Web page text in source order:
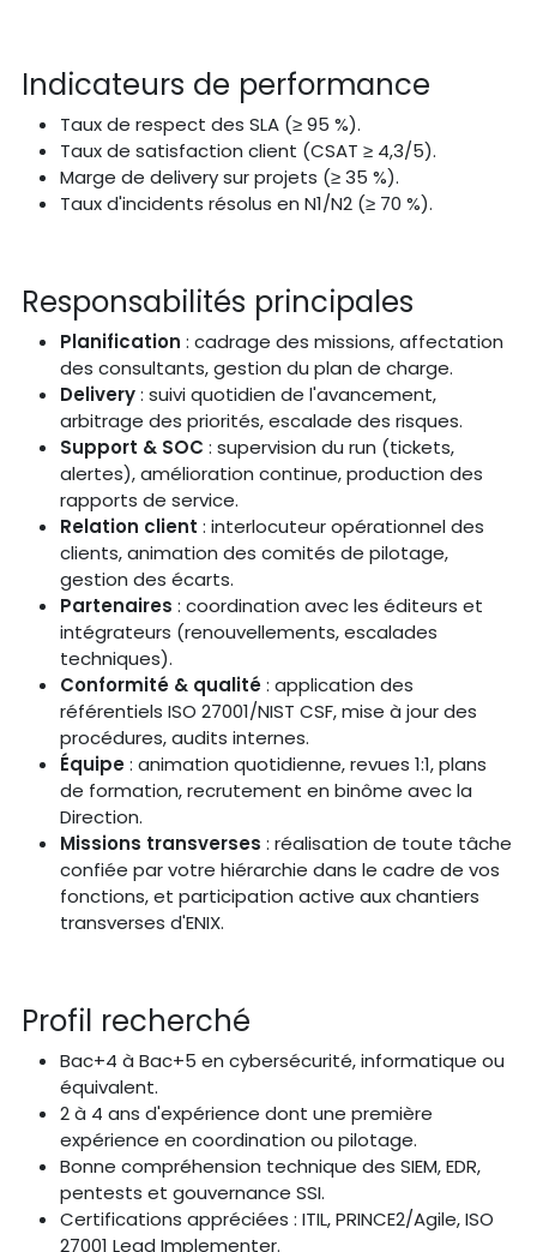
Indicateurs de performance
Taux de respect des SLA (≥ 95 %).
Taux de satisfaction client (CSAT ≥ 4,3/5).
Marge de delivery sur projets (≥ 35 %).
Taux d'incidents résolus en N1/N2 (≥ 70 %).
Responsabilités principales
Planification : cadrage des missions, affectation
des consultants, gestion du plan de charge.
Delivery: suivi quotidien de l'avancement,
arbitrage des priorités, escalade des risques.
Support & SOC : supervision du run (tickets,
alertes), amélioration continue, production des
rapports de service.
Relation client : interlocuteur opérationnel des
clients, animation des comités de pilotage,
gestion des écarts.
Partenaires : coordination avec les éditeurs et
intégrateurs (renouvellements, escalades
techniques).
Conformité & qualité: application des
référentiels ISO 27001/NIST CSF, mise à jour des
procédures, audits internes.
Équipe: animation quotidienne, revues 1:1, plans
de formation, recrutement en binôme avec la
Direction.
Missions transverses : réalisation de toute tâche
confiée par votre hiérarchie dans le cadre de vos
fonctions, et participation active aux chantiers
transverses d'ENIX.
Profil recherché
Bac+4 à Bac+5 en cybersécurité, informatique ou
équivalent.
2 à 4 ans d'expérience dont une première
expérience en coordination ou pilotage.
Bonne compréhension technique des SIEM, EDR,
pentests et gouvernance SSI.
Certifications appréciées : ITIL, PRINCE2/Agile, ISO
27001 Lead Implementer.